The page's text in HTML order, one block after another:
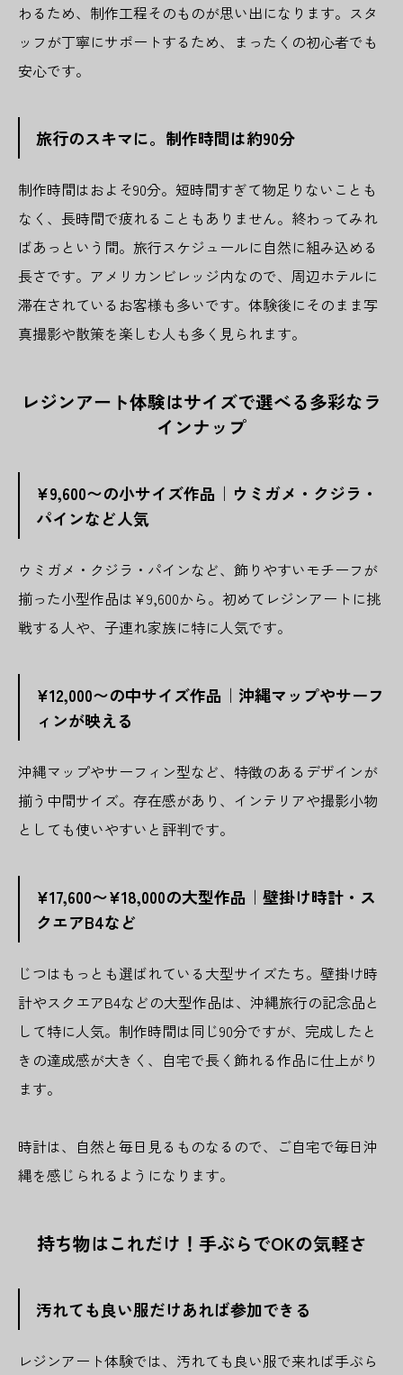
わるため、制作工程そのものが思い出になります。スタ
ッフが丁寧にサポートするため、まったくの初心者でも
安心です。
旅行のスキマに。制作時間は約90分
制作時間はおよそ90分。短時間すぎて物足りないことも
なく、長時間で疲れることもありません。終わってみれ
ばあっという間。旅行スケジュールに自然に組み込める
長さです。アメリカンビレッジ内なので、周辺ホテルに
滞在されているお客様も多いです。体験後にそのまま写
真撮影や散策を楽しむ人も多く見られます。
レジンアート体験はサイズで選べる多彩なラ
インナップ
¥9,600〜の小サイズ作品｜ウミガメ・クジラ・
パインなど人気
ウミガメ・クジラ・パインなど、飾りやすいモチーフが
揃った小型作品は¥9,600から。初めてレジンアートに挑
戦する人や、子連れ家族に特に人気です。
¥12,000〜の中サイズ作品｜沖縄マップやサーフ
ィンが映える
沖縄マップやサーフィン型など、特徴のあるデザインが
揃う中間サイズ。存在感があり、インテリアや撮影小物
としても使いやすいと評判です。
¥17,600〜¥18,000の大型作品｜壁掛け時計・ス
クエアB4など
じつはもっとも選ばれている大型サイズたち。壁掛け時
計やスクエアB4などの大型作品は、沖縄旅行の記念品と
して特に人気。制作時間は同じ90分ですが、完成したと
きの達成感が大きく、自宅で長く飾れる作品に仕上がり
ます。
時計は、自然と毎日見るものなるので、ご自宅で毎日沖
縄を感じられるようになります。
持ち物はこれだけ！手ぶらでOKの気軽さ
汚れても良い服だけあれば参加できる
レジンアート体験では、汚れても良い服で来れば手ぶら